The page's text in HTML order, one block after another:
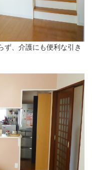
ず、介護にも便利な引き